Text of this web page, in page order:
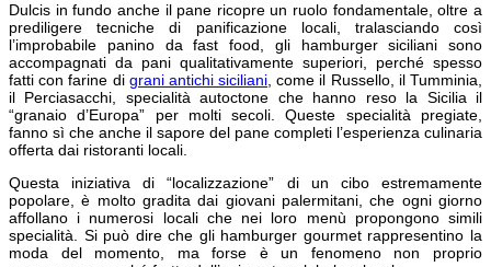
Dulcis in fundo anche il pane ricopre un ruolo fondamentale, oltre a
prediligere tecniche di panificazione locali, tralasciando così
l’improbabile panino da fast food, gli hamburger siciliani sono
accompagnati da pani qualitativamente superiori, perché spesso
fatti con farine di grani antichi siciliani , come il Russello, il Tumminia,
il Perciasacchi, specialità autoctone che hanno reso la Sicilia il
“granaio d’Europa” per molti secoli. Queste specialità pregiate,
fanno sì che anche il sapore del pane completi l’esperienza culinaria
offerta dai ristoranti locali.
Questa iniziativa di “localizzazione” di un cibo estremamente
popolare, è molto gradita dai giovani palermitani, che ogni giorno
affollano i numerosi locali che nei loro menù propongono simili
specialità. Si può dire che gli hamburger gourmet rappresentino la
moda del momento, ma forse è un fenomeno non proprio